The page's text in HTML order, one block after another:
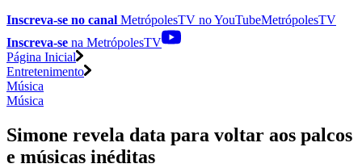
Inscreva-se no canal MetrópolesTV noYouTubeMetrópolesTV
Inscreva-se na MetrópolesTV
Página Inicial
Entretenimento
Música
Música
Simone revela data para voltar aos palcos
e músicas inéditas